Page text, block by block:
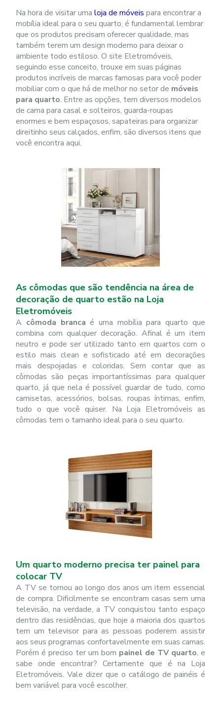
Na hora de visitar umaloja de móveis para encontrar a
mobília ideal para o seu quarto, é fundamental lembrar
que os produtos precisam oferecer qualidade, mas
também terem um design moderno para deixar o
ambiente todo estiloso. O site Eletromóveis,
seguindo esse conceito, trouxe em suas páginas
produtos incríveis de marcas famosas para você poder
mobiliar com o que há de melhor no setor de móveis
para quarto. Entre as opções, tem diversos modelos
de cama para casal e solteiros, guarda-roupas
enormes e bem espaçosos, sapateiras para organizar
direitinho seus calçados, enfim, são diversos itens que
você encontra aqui.
As cômodas que são tendência na área de
decoração de quarto estão na Loja
Eletromóveis
A cômoda branca é uma mobília para quarto que
combina com qualquer decoração. Afinal é um item
neutro e pode ser utilizado tanto em quartos com o
estilo mais clean e sofisticado até em decorações
mais despojadas e coloridas. Sem contar que as
cômodas são peças importantíssimas para qualquer
quarto, já que nela é possível guardar de tudo, como
camisetas, acessórios, bolsas, roupas íntimas, enfim,
tudo o que você quiser. Na Loja Eletromóveis as
cômodas tem o tamanho ideal para o seu quarto.
Um quarto moderno precisa ter painel para
colocar TV
A TV se tornou ao longo dos anos um item essencial
de compra. Dificilmente se encontram casas sem uma
televisão, na verdade, a TV conquistou tanto espaço
dentro das residências, que hoje a maioria dos quartos
tem um televisor para as pessoas poderem assistir
aos seus programas confortavelmente em suas camas.
Porém é preciso ter um bom painel de TV quarto, e
sabe onde encontrar? Certamente que é na Loja
Eletromóveis. Vale dizer que o catálogo de painéis é
bem variável para você escolher.